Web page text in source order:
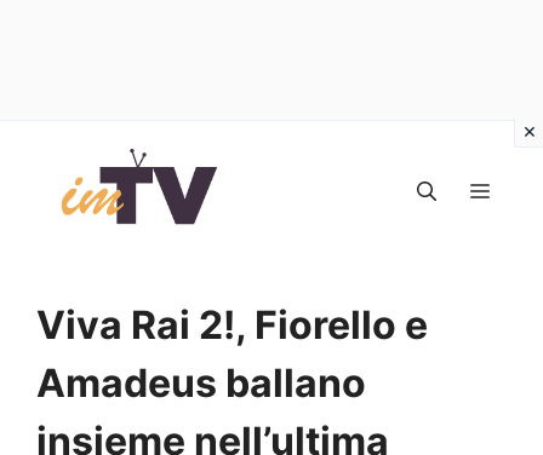
contenuto
Viva Rai 2!, Fiorello e
Amadeus ballano
insieme nell’ultima